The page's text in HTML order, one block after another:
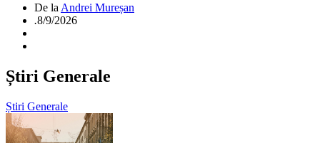
De la Andrei Mureșan
.8/9/2026
Știri Generale
Știri Generale